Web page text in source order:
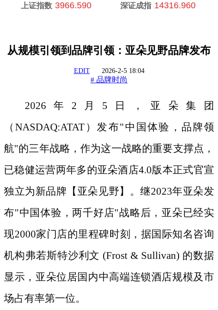
上证指数 3966.590 深证成指 14316.960
从规模引领到品牌引领：亚朵见野品牌发布
EDIT 2026-2-5 18:04
# 品牌时尚
2026年2月5日，亚朵集团
（NASDAQ:ATAT）发布"中国体验，品牌领
航"的三年战略，作为这一战略的重要支撑点，
已稳健运营两年多的亚朵酒店4.0版本正式官宣
独立为新品牌【亚朵见野】。继2023年亚朵发
布"中国体验，两千好店"战略后，亚朵已经实
现2000家门店的里程碑时刻，据国际知名咨询
机构弗若斯特沙利文 (Frost & Sullivan) 的数据
显示，亚朵位居国内中高端连锁酒店规模及市
场占有率第一位。